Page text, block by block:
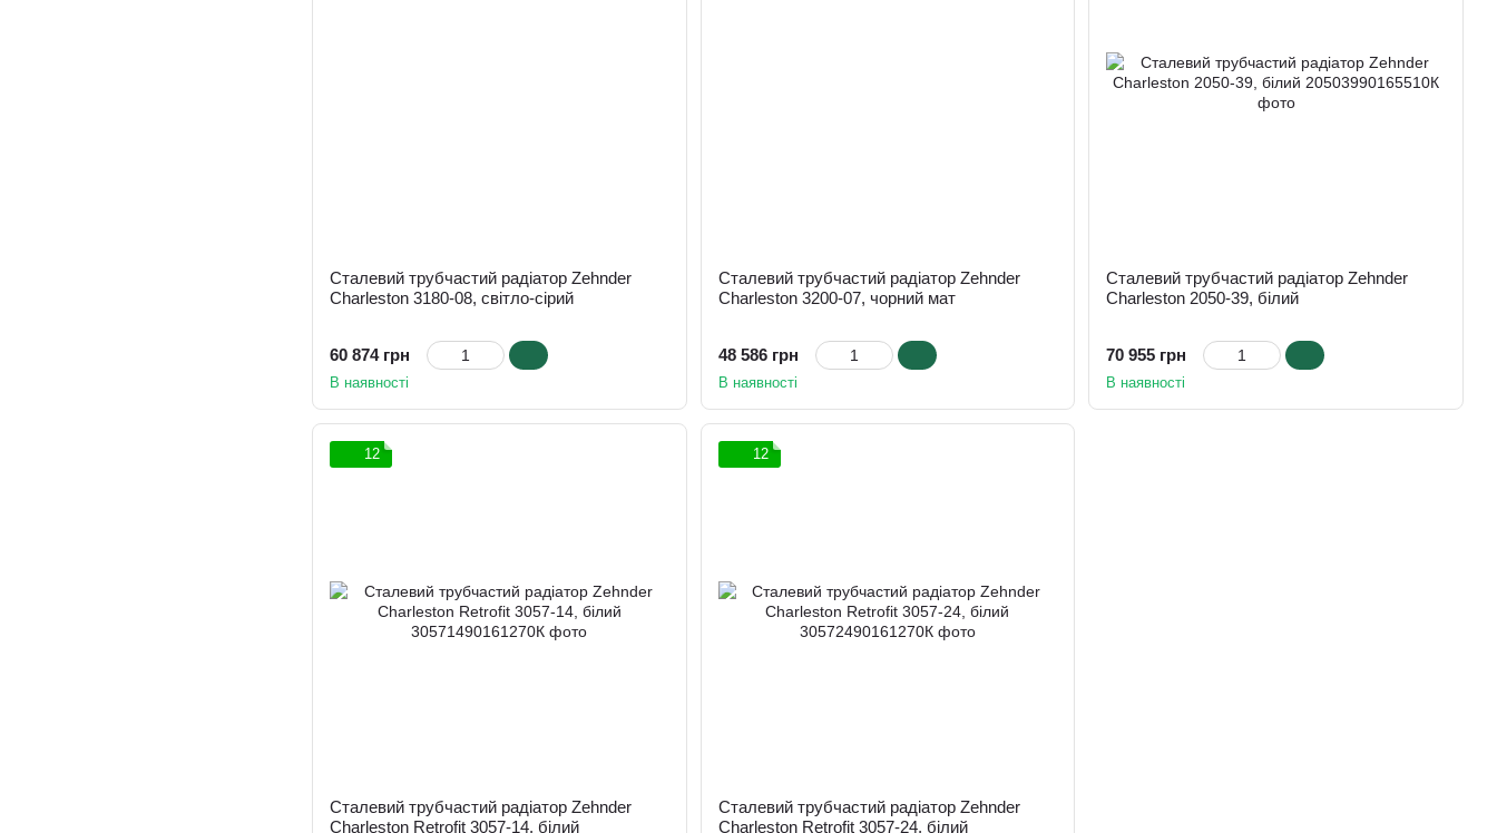
Сталевий трубчастий радіатор Zehnder
Charleston 3180-08, світло-сірий
60 874 грн
В наявності
Сталевий трубчастий радіатор Zehnder
Charleston 3200-07, чорний мат
48 586 грн
В наявності
Сталевий трубчастий радіатор Zehnder
Charleston 2050-39, білий
70 955 грн
В наявності
12
Сталевий трубчастий радіатор Zehnder
Charleston Retrofit 3057-14, білий
12
Сталевий трубчастий радіатор Zehnder
Charleston Retrofit 3057-24, білий